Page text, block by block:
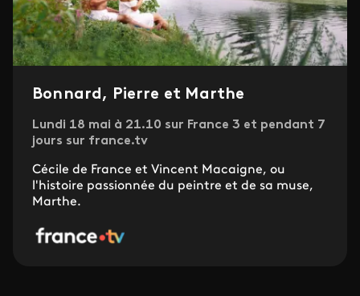
Bonnard, Pierre et Marthe
Lundi 18 mai à 21.10 sur France 3 et pendant 7
jours sur france.tv
Cécile de France et Vincent Macaigne, ou
l'histoire passionnée du peintre et de sa muse,
Marthe.